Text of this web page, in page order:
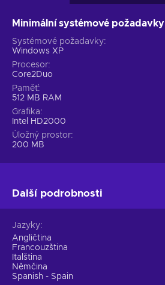
Minimální systémové požadavky
Systémové požadavky
Windows XP
Procesor
Core2Duo
Paměť
512 MB RAM
Grafika
Intel HD2000
Úložný prostor
200 MB
Další podrobnosti
Jazyky
Angličtina
Francouzština
Italština
Němčina
Spanish - Spain